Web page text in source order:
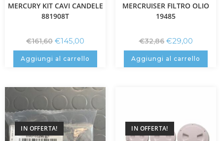
MERCURY KIT CAVI CANDELE
881908T
€161,60 €145,00
Aggiungi al carrello
MERCRUISER FILTRO OLIO
19485
€32,86 €29,00
Aggiungi al carrello
IN OFFERTA! IN OFFERTA!